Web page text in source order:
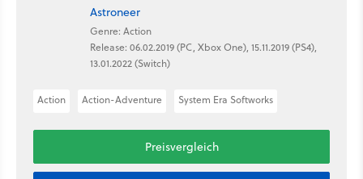
Astroneer
Genre: Action
Release: 06.02.2019 (PC, Xbox One), 15.11.2019 (PS4),
13.01.2022 (Switch)
Action Action-Adventure System Era Softworks
Preisvergleich